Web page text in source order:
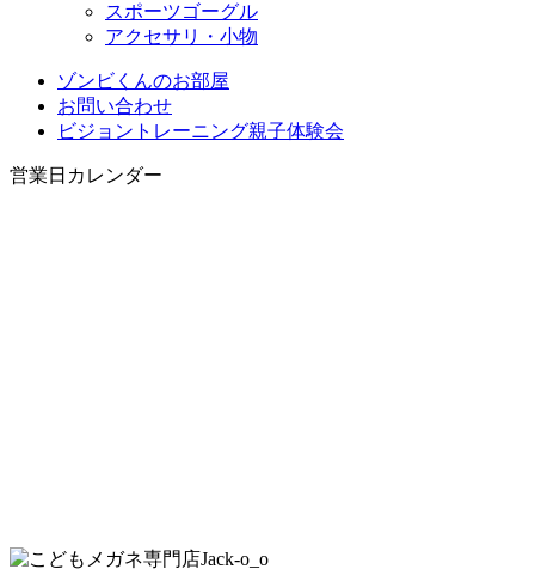
スポーツゴーグル
アクセサリ・小物
ゾンビくんのお部屋
お問い合わせ
ビジョントレーニング親子体験会
営業日カレンダー